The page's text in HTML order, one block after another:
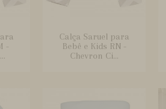
-
Calça Saruel para
Bebê e Kids RN -
Chevron Ci...